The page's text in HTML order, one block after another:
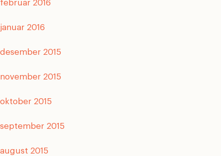
februar 2016
januar 2016
desember 2015
november 2015
oktober 2015
september 2015
august 2015